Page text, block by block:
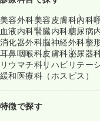
美容外科美容皮膚科内科
血液内科腎臓内科糖尿病
消化器外科脳神経外科整
耳鼻咽喉科皮膚科泌尿器
リウマチ科リハビリテー
緩和医療科（ホスピス）
特徴で探す